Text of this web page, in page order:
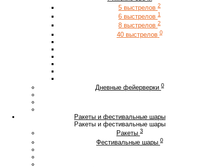
5 выстрелов 2
6 выстрелов 1
8 выстрелов 2
40 выстрелов 0
Дневные фейерверки 0
Ракеты и фестивальные шары
Ракеты и фестивальные шары
Ракеты 3
Фестивальные шары 0